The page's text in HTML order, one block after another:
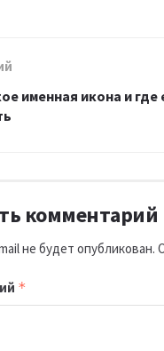
именная икона и
комментарий
не будет опубликован.
*